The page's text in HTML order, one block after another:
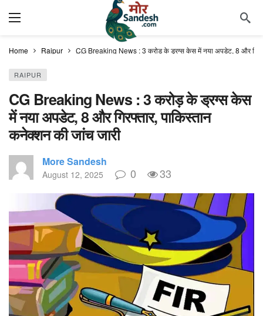
Home Raipur CG Breaking News : 3 करोड़ के ड्रग्स केस में नया अपडेट, 8 और
RAIPUR
CG Breaking News : 3 करोड़ के ड्रग्स केस
में नया अपडेट, 8 और गिरफ्तार, पाकिस्तान
कनेक्शन की जांच जारी
More Sandesh
August 12, 2025 0 33